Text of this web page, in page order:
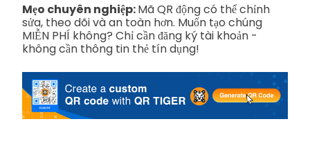
Mẹo chuyên nghiệp:Mã QR động có thể chỉnh
sửa, theo dõi và an toàn hơn. Muốn tạo chúng
MIỄN PHÍ không? Chỉ cần đăng ký tài khoản -
không cần thông tin thẻ tín dụng!